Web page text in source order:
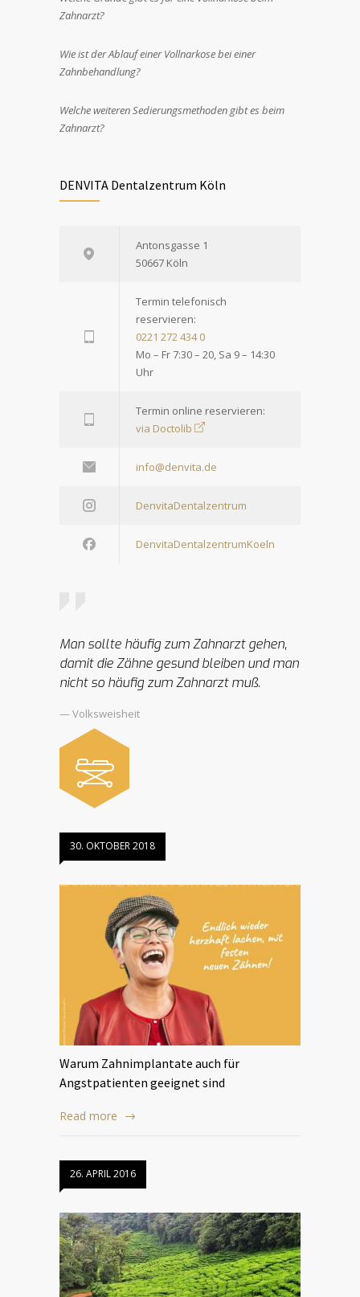
Zahnarzt?
Wie ist der Ablauf einer Vollnarkose bei einer
Zahnbehandlung?
Welche weiteren Sedierungsmethoden gibt es beim
Zahnarzt?
DENVITA Dentalzentrum Köln
Antonsgasse 1
50667 Köln
Termin telefonisch
reservieren:
0221 272 434 0
Mo – Fr 7:30 – 20, Sa 9 – 14:30
Uhr
Termin online reservieren:
via Doctolib
info@denvita.de
DenvitaDentalzentrum
DenvitaDentalzentrumKoeln
Man sollte häufig zum Zahnarzt gehen,
damit die Zähne gesund bleiben und man
nicht so häufig zum Zahnarzt muß.
— Volksweisheit
30. OKTOBER 2018
Warum Zahnimplantate auch für
Angstpatienten geeignet sind
Read more
26. APRIL 2016